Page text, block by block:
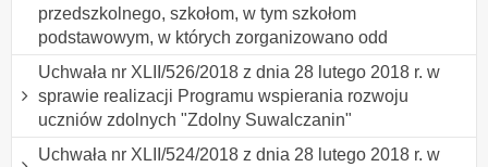
przedszkolnego, szkołom, w tym szkołom
podstawowym, w których zorganizowano odd
Uchwała nr XLII/526/2018 z dnia 28 lutego 2018 r. w
sprawie realizacji Programu wspierania rozwoju
uczniów zdolnych "Zdolny Suwalczanin"
Uchwała nr XLII/524/2018 z dnia 28 lutego 2018 r. w